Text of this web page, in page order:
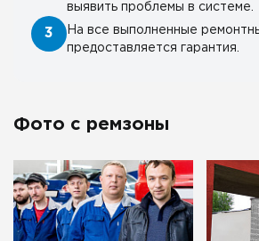
выявить проблемы в системе.
3
На все выполненные
предоставляется гарантия.
Фото с ремзоны